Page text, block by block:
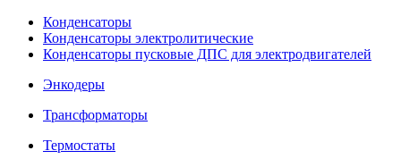
Конденсаторы
Конденсаторы электролитические
Конденсаторы пусковые ДПС для электродвигателей
Энкодеры
Трансформаторы
Термостаты